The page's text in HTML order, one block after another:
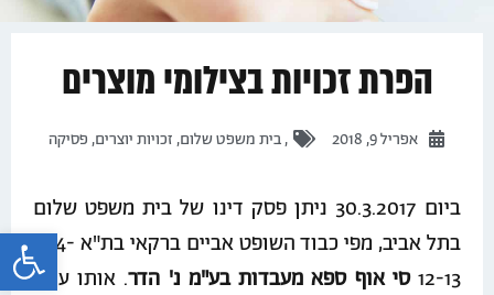
הפרת זכויות בצילומי מוצרים
אפריל 9, 2018 , בית משפט שלום, זכויות יוצרים, פסיקה
ביום 30.3.2017 ניתן פסק דינו של בית משפט שלום
בתל אביב, מפי כבוד השופט אביים ברקאי בת"א 964-
12-13 סי אוף ספא מעבדות בע"מ נ' הדר. אותו עניין